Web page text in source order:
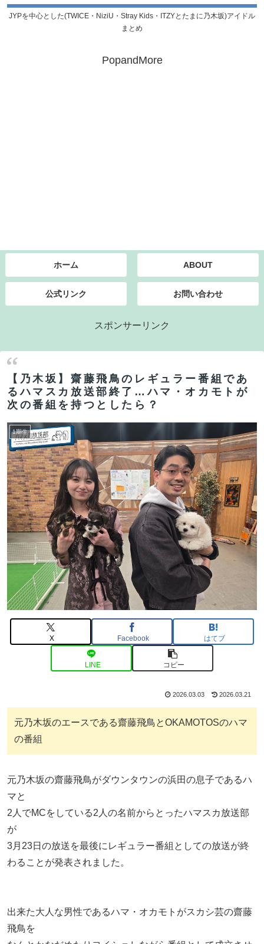
JYPを中心とした(TWICE・NiziU・Stray Kids・ITZYとたまに乃木坂)アイドル
まとめ
PopandMore
ホーム ABOUT
公式リンク お問い合わせ
スポンサーリンク
【乃木坂】齋藤飛鳥のレギュラー番組であ
るハマスカ放送部終了…ハマ・オカモトが
次の番組を持つとしたら？
1期生
X Facebook はてブ
LINE コピー
2026.03.03 2026.03.21
元乃木坂のエースである齋藤飛鳥とOKAMOTOSのハマ
の番組
元乃木坂の齋藤飛鳥がダウンタウンの浜田の息子であるハ
マと
2人でMCをしている2人の名前からとったハマスカ放送部
が
3月23日の放送を最後にレギュラー番組としての放送が終
わることが発表されました。
出来た大人な男性であるハマ・オカモトがスカシ芸の齋藤
飛鳥を